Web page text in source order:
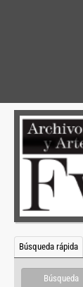
Búsqueda rápida